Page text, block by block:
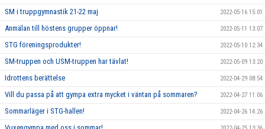
SM i truppgymnastik 21-22 maj 2022-05-16 15:01
Anmälan till höstens grupper öppnar! 2022-05-11 13:07
STG föreningsprodukter! 2022-05-10 12:34
SM-truppen och USM-truppen har tävlat! 2022-05-09 13:20
Idrottens berättelse 2022-04-29 08:54
Vill du passa på att gympa extra mycket i väntan på sommaren? 2022-04-27 11:06
Sommarläger i STG-hallen! 2022-04-26 14:26